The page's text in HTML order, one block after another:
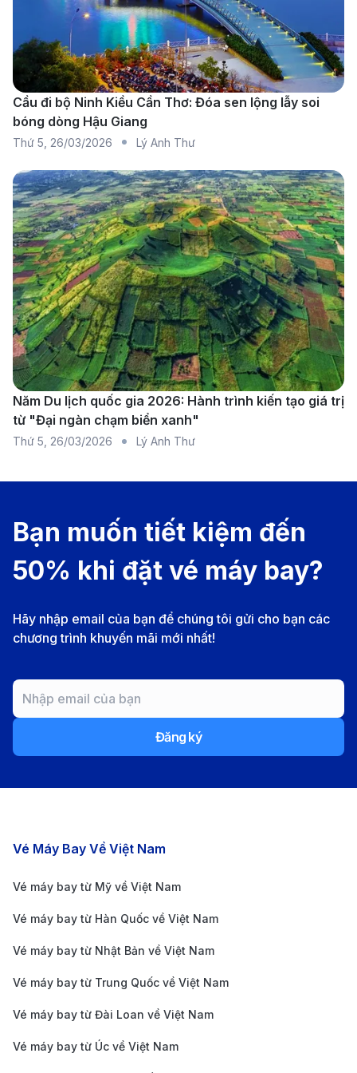
mỗi du khách những trải nghiệm khó quên.
Thông tin các hãng hàng không
khai thác chuyến bay đi Austin
Alaska Airlines - Hãng hàng không khai thác chuyến
Các hãng hàng không quốc tế uy tín như EVA Air,
đều đang khai thác các chuyến bay đi hoặc nối
mang đến dịch vụ chất lượng cao, đa dạng lựa chọn
trải nghiệm thoải mái nhất:
biệt là Đài Bắc) đến Austin thông qua các điểm
trung chuyển lớn tại Mỹ. Hãng nổi tiếng với dịch vụ
chu đáo, ghế ngồi thoải mái và ẩm thực phong phú
trên chuyến bay.
Alaska Airlines:Tập trung khai thác các đường
Austin. Dịch vụ thân thiện và phong cách bay hiện
đại là điểm mạnh của Alaska Airlines.
ANA (All Nippon Airways):Là một trong những
lượng 5 sao, mang đến trải nghiệm bay sang trọng
và an toàn cho hành khách đến Austin.
Japan Airlines:Hãng hàng không quốc gia của
Cầu đi bộ Ninh Kiều Cần Thơ: Đóa sen lộng lẫy soi
bóng dòng Hậu Giang
Thứ 5 26/03/2026 Lý Anh Thư
Năm Du lịch quốc gia 2026: Hành trình kiến tạo giá trị
từ "Đại ngàn chạm biển xanh"
Thứ 5 26/03/2026 Lý Anh Thư
Bạn muốn tiết kiệm đến
50% khi đặt vé máy bay?
Hãy nhập email của bạn để chúng tôi gửi cho bạn các
chương trình khuyến mãi mới nhất!
Đăng ký
Các chặng bay nổi bật
Vé Máy Bay Về Việt Nam
Vé máy bay từ Mỹ về Việt Nam
Vé máy bay từ Hàn Quốc về Việt Nam
Vé máy bay từ Nhật Bản về Việt Nam
Vé máy bay từ Trung Quốc về Việt Nam
Vé máy bay từ Đài Loan về Việt Nam
Vé máy bay từ Úc về Việt Nam